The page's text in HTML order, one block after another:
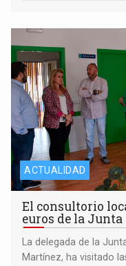
ACTUALIDAD
El consultorio
euros de la
La delegada de la
Martínez, ha visitado